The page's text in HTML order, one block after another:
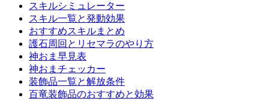
スキルシミュレーター
スキル一覧と発動効果
おすすめスキルまとめ
護石周回とリセマラのやり方
神おま早見表
神おまチェッカー
装飾品一覧と解放条件
百竜装飾品のおすすめと効果